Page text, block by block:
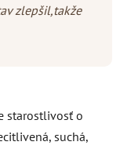
zlepšil,takže
starostlivosť o
suchá,